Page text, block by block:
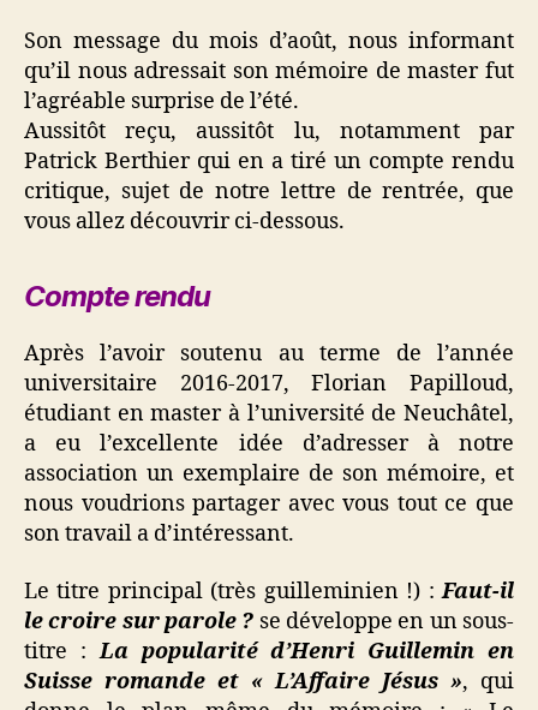
Son message du mois d’août, nous informant
qu’il nous adressait son mémoire de master fut
l’agréable surprise de l’été.
Aussitôt reçu, aussitôt lu, notamment par
Patrick Berthier qui en a tiré un compte rendu
critique, sujet de notre lettre de rentrée, que
vous allez découvrir ci-dessous.
Compte rendu
Après l’avoir soutenu au terme de l’année
universitaire 2016-2017, Florian Papilloud,
étudiant en master à l’université de Neuchâtel,
a eu l’excellente idée d’adresser à notre
association un exemplaire de son mémoire, et
nous voudrions partager avec vous tout ce que
son travail a d’intéressant.
Le titre principal (très guilleminien !) :Faut-il
le croire sur parole ? se développe en un sous-
titre :La popularité d’Henri Guillemin en
Suisse romande et « L’Affaire Jésus », qui